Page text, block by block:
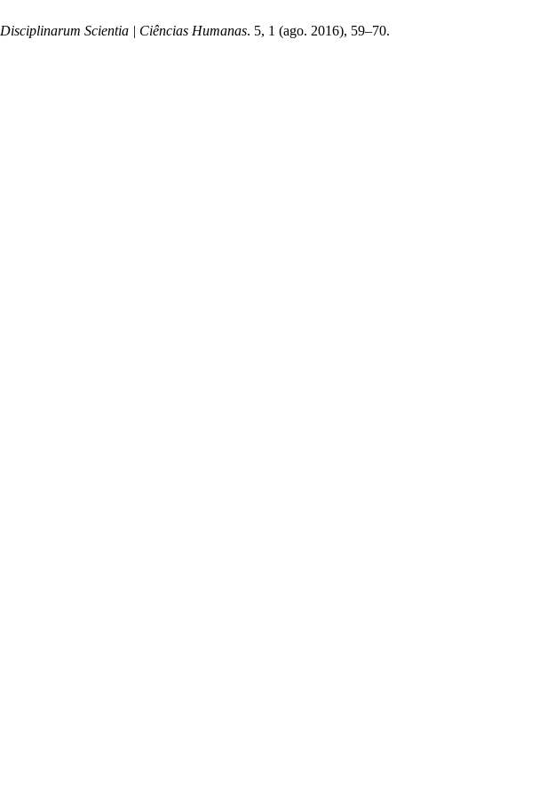
Disciplinarum Scientia | Ciências Humanas. 5, 1 (ago. 2016), 59–70.